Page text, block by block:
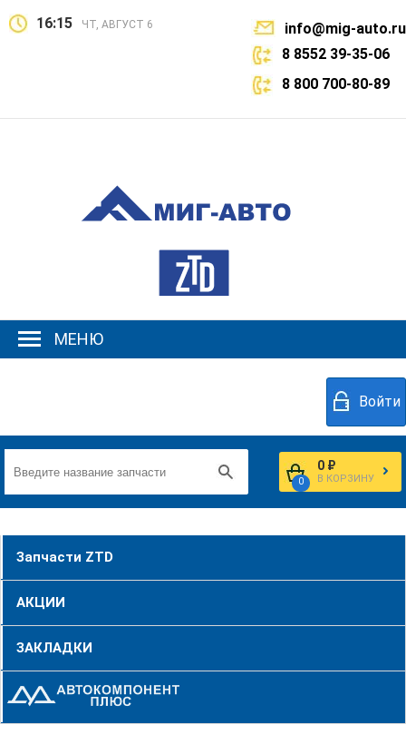
16:15 ЧТ, АВГУСТ 6
info@mig-auto.ru
8 8552 39-35-06
8 800 700-80-89
МЕНЮ
Войти
0
0 ₽
В КОРЗИНУ
Запчасти ZTD
АКЦИИ
ЗАКЛАДКИ